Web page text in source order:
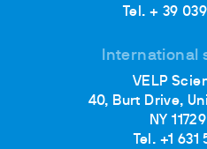
Tel. + 39
International
VELP
40, Burt Drive,
NY
Tel. +1